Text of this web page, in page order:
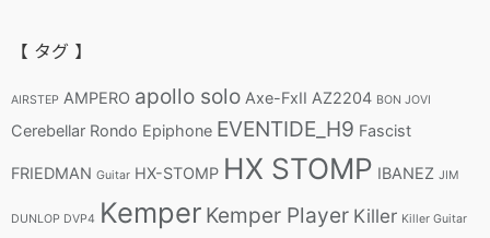
【 タグ 】
AIRSTEP AMPERO apollo solo Axe-FxII AZ2204 BON JOVI
Cerebellar Rondo Epiphone EVENTIDE_H9 Fascist
FRIEDMAN Guitar HX-STOMP HX STOMP IBANEZ JIM
DUNLOP DVP4 Kemper Kemper Player Killer Killer Guitar